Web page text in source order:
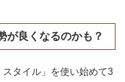
が良くなるのかも？
タイル」を使い始めて3